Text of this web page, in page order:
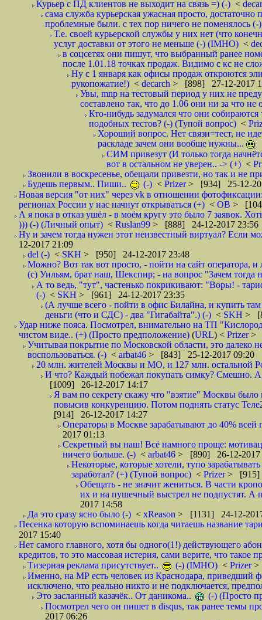
Курьер с ПД клиентов не выходит на связь =) (-) <
сама служба курьерская ужасная просто,
проблемные были. с тех пор ничего не поменялось (-)
Т.е. своей курьерской службы у них нет (что
услуг доставки от этого не меньше (-) (IMHO) <
в соцсетях они пишут, что выбранный ранее
после 1.01.18 точках продаж. Видимо с кс не
Ну с 1 января как офисы продаж откроются
рукопожатие!) < decarch > [898] 27-12-2017
Увы, mnp на тестовый период у них не
составлено так, что до 1.06 они ни за что не
Кто-нибудь задумался что они
подобных тестов? (-) (Тупой вопрос) <
Хороший вопрос. Нет связи=тест, не
раскладе зачем они вообще нужны...
СИМ привезут (И только тогда
вот в остальном не уверен.. -> (+) <
Звонили в воскресенье, обещали привезти, но так и не
Будешь первым.. Пиши..
(-) < Prizer> [934] 25-12-
Новая версия "от них" через vk в отношении
регионах России у нас начнут открываться (+) < ОВ >
А я пока в отказ ушёл - в моём кругу это было 7 заявок.
))) (-) (Личный опыт) < Ruslan99 > [888] 24-12-2017 23:56
Ну и зачем тогда нужен этот неизвестный виртуал? Если
12-2017 21:09
del (-) < SKH > [950] 24-12-2017 23:48
Можно? Вот так вот просто, - пойти на сайт оператора,
(с) Уильям, брат наш, Шекспир; - на вопрос "Зачем тогда
А то ведь, "тут", частенько покрикивают: "Воры! -
(-) < SKH > [961] 24-12-2017 23:35
(А лучше всего - пойти в офис Билайна, и купить
деньги (что и СДС) - два "Гигабайта".) (-) < SKH >
Удар ниже пояса. Посмотрел, внимательно на ТП
чистом виде.. (+) (Просто предположение) (URL) < Prizer>
Учитывая покрытие по Московской области, это далеко
воспользоваться. (-) < arbat46 > [843] 25-12-2017 09:20
20 млн. жителей Москвы и МО, и 127 млн. остальной
И что? Каждый побежал покупать симку? Смешно. А
[1009] 26-12-2017 14:17
Я вам по секрету скажу что "взятие" Москвы
повысив конкуренцию. Потом поднять статус
[914] 26-12-2017 14:27
Операторы в Москве зарабатывают до 40% всей
2017 01:13
Секретный вы наш! Всё намного проще:
ничего больше. (-) < arbat46 > [890] 26-12-2017
Некоторые, которые хотели, тупо
заработал? (+) (Тупой вопрос) < Prizer> [915]
Обещать - не значит жениться. В части
их и на пушечный выстрел не подпустят. А
2017 14:58
Да это сразу ясно было (-) < xReason > [1131] 24-12-
Песенка которую вспоминаешь когда читаешь название
2017 15:40
Нет самого главного, хотя бы одного(1!) действующего
кредитов, то это массовая истерия, сами верите, что такое
Тизерная реклама присутствует..
(-) (IMHO) < Prizer>
Именно, на МР есть человек из Краснодара, приведший
исключено, что реально никто и не подключается,
Это засланный казачёк.. От даникома..
(-) (Просто
Посмотрел чего он пишет в disqus, так ранее темы
2017 06:26